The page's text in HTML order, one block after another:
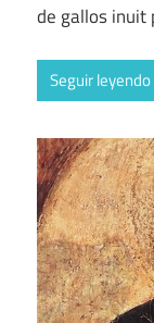
de gallos inuit
Seguir leyendo